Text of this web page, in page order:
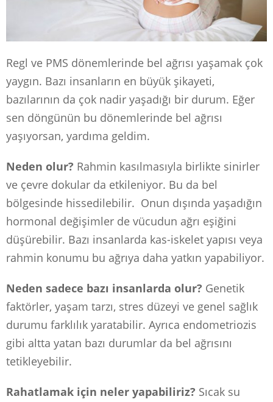
Regl ve PMS dönemlerinde bel ağrısı yaşamak çok
yaygın. Bazı insanların en büyük şikayeti,
bazılarının da çok nadir yaşadığı bir durum. Eğer
sen döngünün bu dönemlerinde bel ağrısı
yaşıyorsan, yardıma geldim.
Neden olur? Rahmin kasılmasıyla birlikte sinirler
ve çevre dokular da etkileniyor. Bu da bel
bölgesinde hissedilebilir. Onun dışında yaşadığın
hormonal değişimler de vücudun ağrı eşiğini
düşürebilir. Bazı insanlarda kas-iskelet yapısı veya
rahmin konumu bu ağrıya daha yatkın yapabiliyor.
Neden sadece bazı insanlarda olur? Genetik
faktörler, yaşam tarzı, stres düzeyi ve genel sağlık
durumu farklılık yaratabilir. Ayrıca endometriozis
gibi altta yatan bazı durumlar da bel ağrısını
tetikleyebilir.
Rahatlamak için neler yapabiliriz? Sıcak su